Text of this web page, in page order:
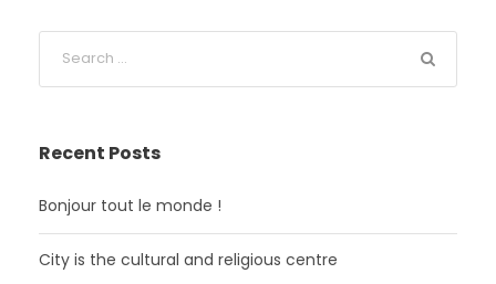
Recent Posts
Bonjour tout le monde !
City is the cultural and religious centre